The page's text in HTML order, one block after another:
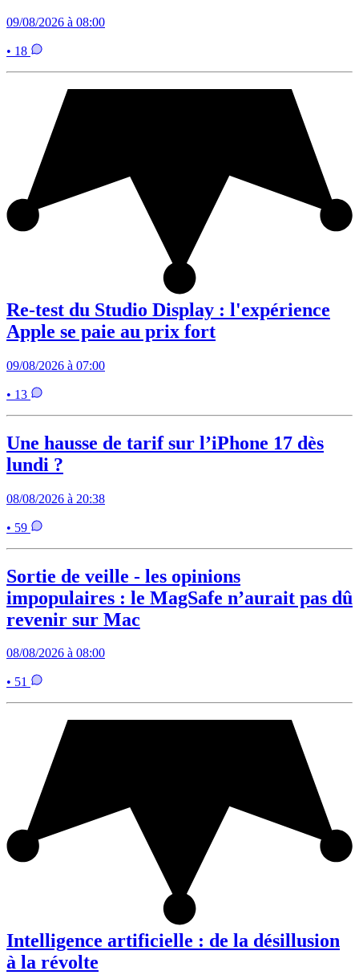
09/08/2026 à 08:00
• 18
Re-test du Studio Display : l'expérience
Apple se paie au prix fort
09/08/2026 à 07:00
• 13
Une hausse de tarif sur l’iPhone 17 dès
lundi ?
08/08/2026 à 20:38
• 59
Sortie de veille - les opinions
impopulaires : le MagSafe n’aurait pas dû
revenir sur Mac
08/08/2026 à 08:00
• 51
Intelligence artificielle : de la désillusion
à la révolte